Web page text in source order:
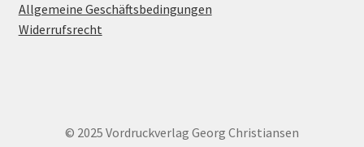
Allgemeine Geschäftsbedingungen
Widerrufsrecht
© 2025 Vordruckverlag Georg Christiansen